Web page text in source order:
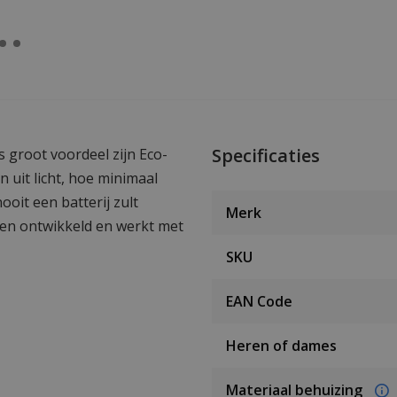
groot voordeel zijn Eco-
uit licht, hoe minimaal
een batterij zult
ontwikkeld en werkt met
Specificaties
Merk
SKU
EAN Code
Heren of dames
Materiaal behuizing